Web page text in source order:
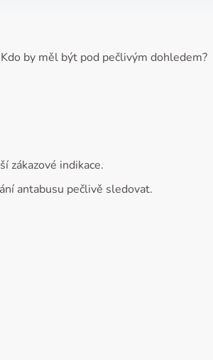
by měl být pod pečlivým dohledem?
zákazové indikace.
antabusu pečlivě sledovat.